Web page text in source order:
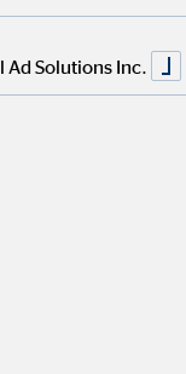
Ad Solutions Inc.